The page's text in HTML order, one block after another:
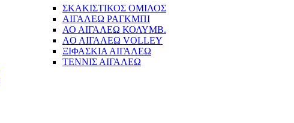
ΣΚΑΚΙΣΤΙΚΟΣ ΟΜΙΛΟΣ
ΑΙΓΑΛΕΩ ΡΑΓΚΜΠΙ
ΑΟ ΑΙΓΑΛΕΩ ΚΟΛΥΜΒ.
AO AIΓΑΛΕΩ VOLLEY
ΞΙΦΑΣΚΙΑ ΑΙΓΑΛΕΩ
ΤΕΝΝΙΣ ΑΙΓΑΛΕΩ